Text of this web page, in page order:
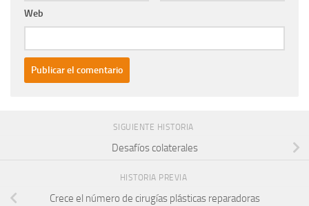
Web
SIGUIENTE HISTORIA
Desafíos colaterales
HISTORIA PREVIA
Crece el número de cirugías plásticas reparadoras